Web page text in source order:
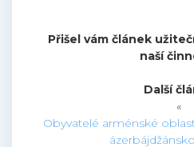
Přišel vám článek
naší
Další
«
Obyvatelé arménské